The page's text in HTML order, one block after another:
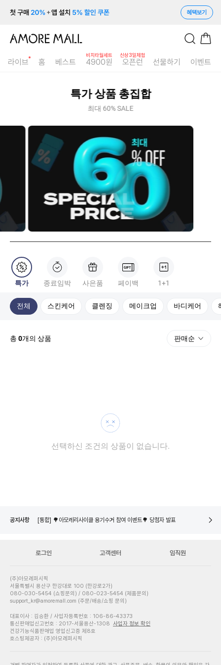
혜택보기
라이브 홈 베스트
비치타월세트
4900원
신상3일체험
오픈런 선물하기 이벤트
특가 상품 총집합
최대 60% SALE
특가 종료임박 사은품 페이백 1+1
전체 스킨케어 클렌징 메이크업 바디케어
총 0개의 상품 판매순
선택하신 조건의 상품이 없습니다.
공지사항
[통합] 🌳아모레리사이클 용기수거 참여 이벤트🌳 당첨자 발표
[통합] 🌳아모레리사이클 용기수거 참여 이벤트🌳 당첨자 발표
로그인 고객센터 임직원
(주)아모레퍼시픽
서울특별시 용산구 한강대로 100 (한강로2가)
080-030-5454 (쇼핑문의) / 080-023-5454 (제품문의)
support_kr@amoremall.com (주문/배송/쇼핑 문의)
대표이사 : 김승환 / 사업자등록번호 : 106-86-43373
통신판매업신고번호 : 2017-서울용산-1308 사업자 정보 확인
건강기능식품판매업 영업신고증 제8호
호스팅제공자 : (주)아모레퍼시픽